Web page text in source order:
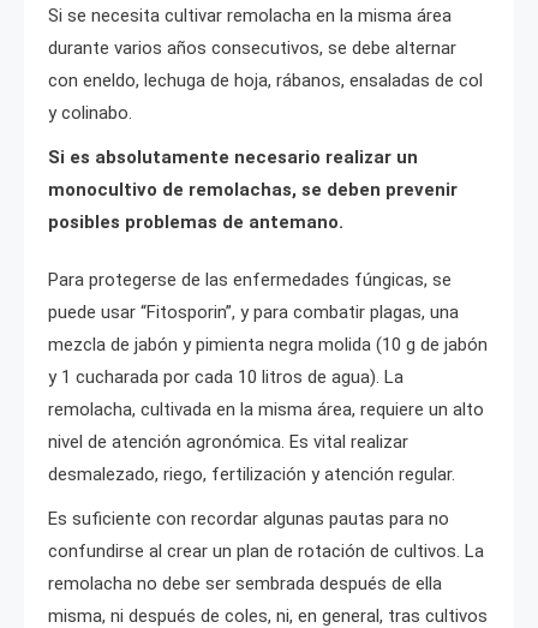
Si se necesita cultivar remolacha en la misma área
durante varios años consecutivos, se debe alternar
con eneldo, lechuga de hoja, rábanos, ensaladas de col
y colinabo.
Si es absolutamente necesario realizar un
monocultivo de remolachas, se deben prevenir
posibles problemas de antemano.
Para protegerse de las enfermedades fúngicas, se
puede usar “Fitosporin”, y para combatir plagas, una
mezcla de jabón y pimienta negra molida (10 g de jabón
y 1 cucharada por cada 10 litros de agua). La
remolacha, cultivada en la misma área, requiere un alto
nivel de atención agronómica. Es vital realizar
desmalezado, riego, fertilización y atención regular.
Es suficiente con recordar algunas pautas para no
confundirse al crear un plan de rotación de cultivos. La
remolacha no debe ser sembrada después de ella
misma, ni después de coles, ni, en general, tras cultivos